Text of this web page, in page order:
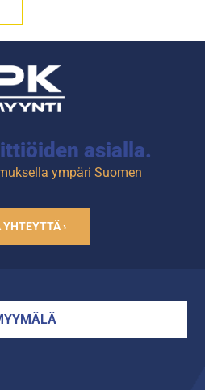
asialla.
ympäri Suomen
YHTEYTTÄ ›